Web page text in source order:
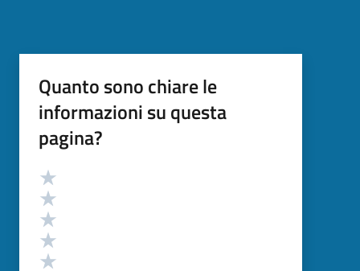
Quanto sono chiare le
informazioni su questa
pagina?
Valutazione